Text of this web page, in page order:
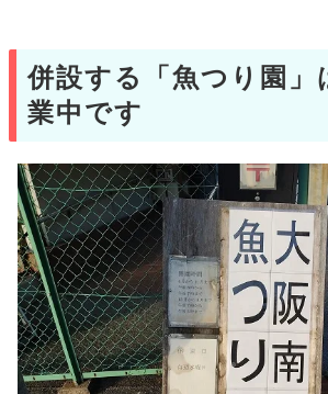
併設する「魚つり園」
業中です